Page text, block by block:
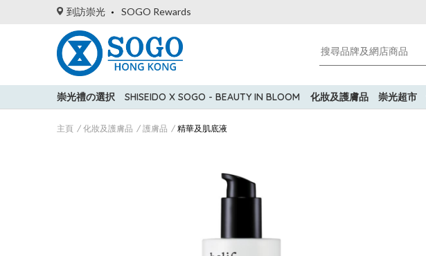
到訪崇光 SOGO Rewards
崇光禮の選択 SHISEIDO X SOGO - BEAUTY IN BLOOM 化妝及護膚品 崇光超市
主頁 化妝及護膚品 護膚品 精華及肌底液